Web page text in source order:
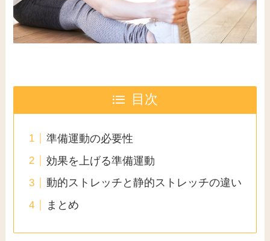
目次
準備運動の必要性
効果を上げる準備運動
動的ストレッチと静的ストレッチの違い
まとめ